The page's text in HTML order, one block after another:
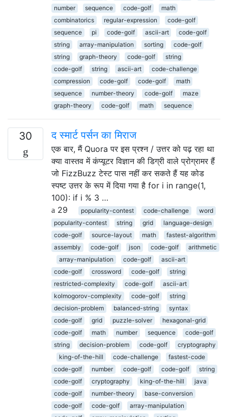
number
sequence code-golf
math
combinatorics
regular-expression
code-golf
sequence
pi code-golf ascii-art
code-golf
string
array-manipulation sorting
code-golf
string
graph-theory code-golf
string
code-golf
string ascii-art
code-challenge
compression
code-golf code-golf
math
sequence
number-theory code-golf
maze
graph-theory
code-golf math sequence
30 द स्मार्ट पर्सन का मिराज
एक बार, मैं Quora पर इस प्रश्न / उत्तर को पढ़ रहा था
क्या वास्तव में कंप्यूटर विज्ञान की डिग्री वाले प्रोग्रामर हैं
जो FizzBuzz टेस्ट पास नहीं कर सकते हैं यह कोड
स्पष्ट उत्तर के रूप में दिया गया है for i in range(1,
100): if i % 3 …
29
popularity-contest code-challenge
word
popularity-contest
string grid
language-design
code-golf
source-layout math
fastest-algorithm
assembly
code-golf json code-golf
arithmetic
array-manipulation
code-golf
ascii-art
code-golf
crossword code-golf
string
restricted-complexity
code-golf
ascii-art
kolmogorov-complexity
code-golf
string
decision-problem
balanced-string
syntax
code-golf
grid puzzle-solver
hexagonal-grid
code-golf
math number sequence
code-golf
string
decision-problem code-golf
cryptography
king-of-the-hill
code-challenge
fastest-code
code-golf
number code-golf code-golf
string
code-golf
cryptography king-of-the-hill
java
code-golf
number-theory
base-conversion
code-golf
code-golf
array-manipulation